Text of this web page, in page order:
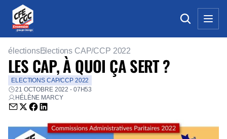
électionsElections CAP/CCP 2022
LES CAP, À QUOI ÇA SERT ?
ELECTIONS CAP/CCP 2022
21 OCTOBRE 2022 - 07H53
HÉLÈNE MARCY
Envoyer par email (nouvelle fenêtre)
Partager sur Twitter (nouvelle fenêtre)
Partager sur Facebook (nouvelle fenêtre)
Partager sur LinkedIn (nouvelle fenêtre)